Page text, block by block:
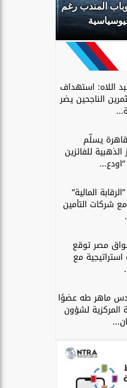
المندب رغم
اللاه: استهداف
الناجحين يضر
يسلّم
الذهبية للفائزين
المالية”
شركات التأمين
مصر توقع
مع
ماهر طه عضوًا
المركزية لشؤون